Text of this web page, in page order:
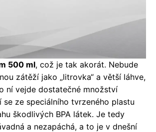
500 ml, což je tak akorát. Nebude
zátěží jako „litrovka“ a větší láhve,
ní vejde dostatečné množství
se ze speciálního tvrzeného plastu
škodlivých BPA látek. Je tedy
a nezapáchá, a to je v dnešní